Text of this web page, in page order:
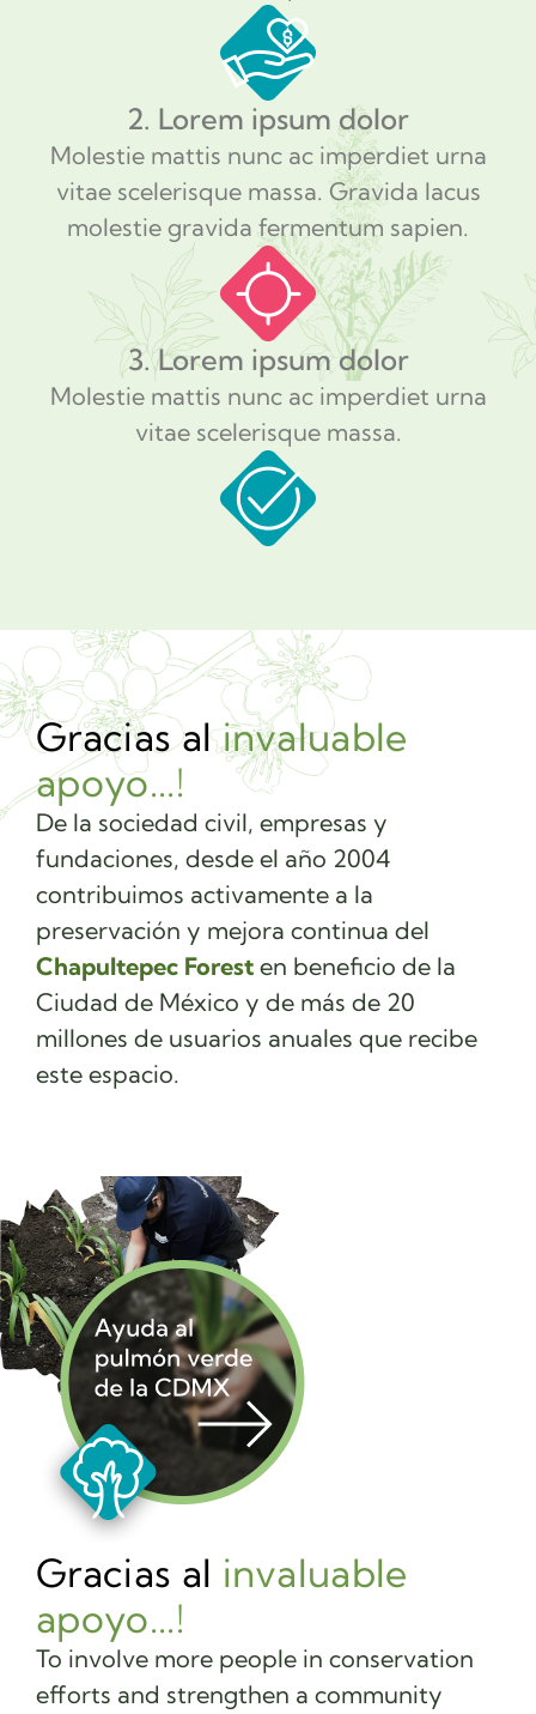
2. Lorem ipsum dolor
Molestie mattis nunc ac imperdiet urna
vitae scelerisque massa. Gravida lacus
molestie gravida fermentum sapien.
3. Lorem ipsum dolor
Molestie mattis nunc ac imperdiet urna
vitae scelerisque massa.
Gracias alinvaluable
apoyo...!
De la sociedad civil, empresas y
fundaciones, desde el año 2004
contribuimos activamente a la
preservación y mejora continua del
Chapultepec Forest en beneficio de la
Ciudad de México y de más de 20
millones de usuarios anuales que recibe
este espacio.
Gracias al invaluable
apoyo...!
To involve more people in conservation
efforts and strengthen a community